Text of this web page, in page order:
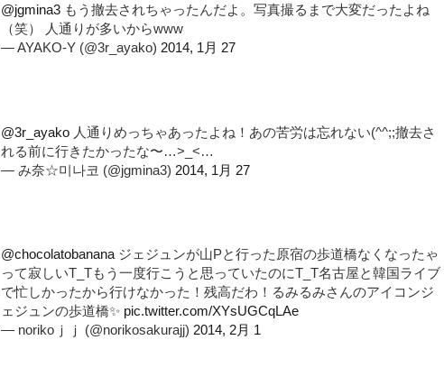
@jgmina3 もう撤去されちゃったんだよ。写真撮るまで大変だったよね
（笑） 人通りが多いからwww
— AYAKO-Y (@3r_ayako) 2014, 1月 27
@3r_ayako 人通りめっちゃあったよね！あの苦労は忘れない(^^;;撤去さ
れる前に行きたかったな〜…>_<…
— み奈☆미나코 (@jgmina3) 2014, 1月 27
@chocolatobanana ジェジュンが山Pと行った原宿の歩道橋なくなったゃ
って寂しいT_Tもう一度行こうと思っていたのにT_T名古屋と韓国ライブ
で忙しかったから行けなかった！残高だわ！るみるみさんのアイコンジ
ェジュンの歩道橋✨ pic.twitter.com/XYsUGCqLAe
— norikoｊｊ (@norikosakurajj) 2014, 2月 1